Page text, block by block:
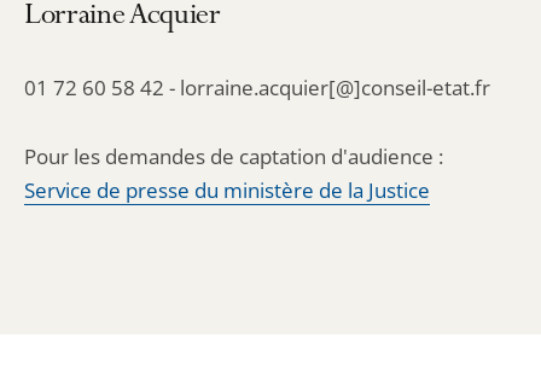
Lorraine Acquier
01 72 60 58 42 - lorraine.acquier[@]conseil-etat.fr
Pour les demandes de captation d'audience :
Service de presse du ministère de la Justice